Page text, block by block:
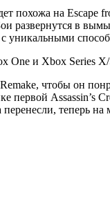
похожа на Escape
развернутся в
с уникальными
One и Xbox Series
чтобы он
первой Assassin’s
теперь на